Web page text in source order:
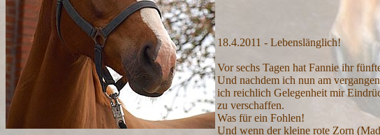
18.4.2011 - Lebenslänglich!
Vor sechs Tagen hat Fannie ihr
Und nachdem ich nun am
ich reichlich Gelegenheit mir
zu verschaffen.
Was für ein Fohlen!
Und wenn der kleine rote Zorn